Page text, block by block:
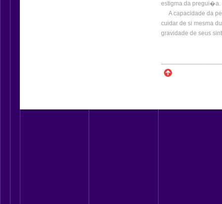
estigma da pregui�a.
A capacidade da
cuidar de si mesma
gravidade de seus